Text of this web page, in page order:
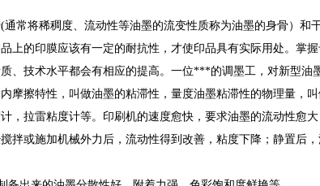
常将稀稠度、流动性等油墨的流变性质称为油墨的身骨）
上的印膜应该有一定的耐抗性，才使印品具有实际用处。掌
、技术水平都会有相应的提高。一位***的调墨工，对新型油
摩擦特性，叫做油墨的粘滞性，量度油墨粘滞性的物理量，
，拉雷粘度计等。印刷机的速度愈快，要求油墨的流动性愈
拌或施加机械外力后，流动性得到改善，粘度下降；静置后